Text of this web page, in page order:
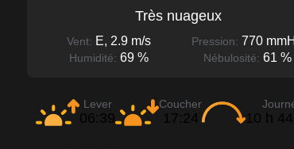
Très nuageux
Vent: E, 2.9 m/s Pression: 770
Humidité: 69 % Nébulosité: 61 %
Lever
06:39
Coucher
17:24 10 h